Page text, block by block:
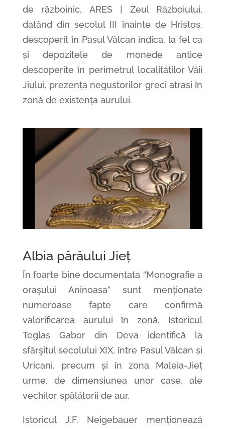
de războinic, ARES | Zeul Războiului,
datând din secolul III înainte de Hristos,
descoperit în Pasul Vâlcan indica, la fel ca
și depozitele de monede antice
descoperite în perimetrul localităților Văii
Jiului, prezența negustorilor greci atrași în
zonă de existenţa aurului.
Albia pârâului Jieț
În foarte bine documentata “Monografie a
oraşului Aninoasa” sunt menționate
numeroase fapte care confirmă
valorificarea aurului în zonă. Istoricul
Teglas Gabor din Deva identifică la
sfârşitul secolului XIX, între Pasul Vâlcan și
Uricani, precum și în zona Maleia-Jieț
urme, de dimensiunea unor case, ale
vechilor spălătorii de aur.
Istoricul J.F. Neigebauer menționează